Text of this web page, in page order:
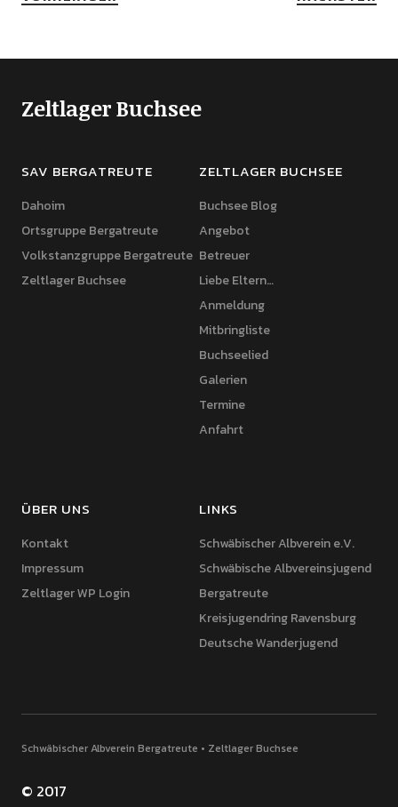
Zeltlager Buchsee
SAV BERGATREUTE
Dahoim
Ortsgruppe Bergatreute
Volkstanzgruppe Bergatreute
Zeltlager Buchsee
ZELTLAGER BUCHSEE
Buchsee Blog
Angebot
Betreuer
Liebe Eltern…
Anmeldung
Mitbringliste
Buchseelied
Galerien
Termine
Anfahrt
ÜBER UNS
Kontakt
Impressum
Zeltlager WP Login
LINKS
Schwäbischer Albverein e.V.
Schwäbische Albvereinsjugend
Bergatreute
Kreisjugendring Ravensburg
Deutsche Wanderjugend
Schwäbischer Albverein Bergatreute • Zeltlager Buchsee
© 2017